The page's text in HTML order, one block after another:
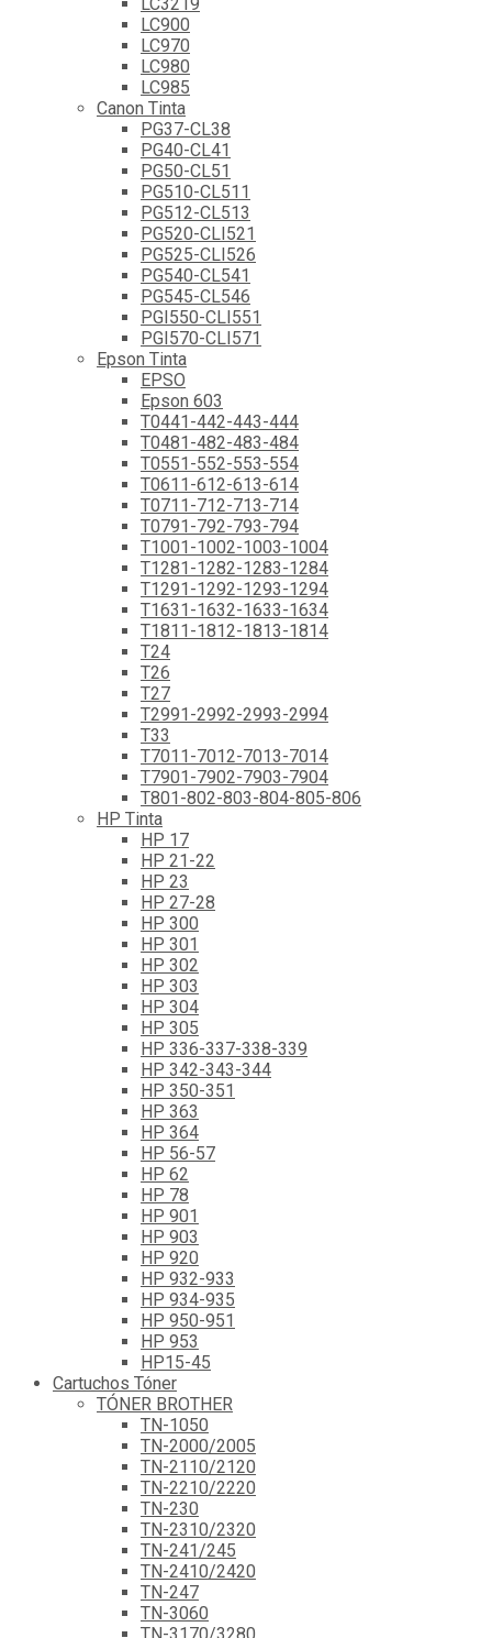
LC900
LC970
LC980
LC985
Canon Tinta
PG37-CL38
PG40-CL41
PG50-CL51
PG510-CL511
PG512-CL513
PG520-CLI521
PG525-CLI526
PG540-CL541
PG545-CL546
PGI550-CLI551
PGI570-CLI571
Epson Tinta
EPSO
Epson 603
T0441-442-443-444
T0481-482-483-484
T0551-552-553-554
T0611-612-613-614
T0711-712-713-714
T0791-792-793-794
T1001-1002-1003-1004
T1281-1282-1283-1284
T1291-1292-1293-1294
T1631-1632-1633-1634
T1811-1812-1813-1814
T24
T26
T27
T2991-2992-2993-2994
T33
T7011-7012-7013-7014
T7901-7902-7903-7904
T801-802-803-804-805-806
HP Tinta
HP 17
HP 21-22
HP 23
HP 27-28
HP 300
HP 301
HP 302
HP 303
HP 304
HP 305
HP 336-337-338-339
HP 342-343-344
HP 350-351
HP 363
HP 364
HP 56-57
HP 62
HP 78
HP 901
HP 903
HP 920
HP 932-933
HP 934-935
HP 950-951
HP 953
HP15-45
Cartuchos Tóner
TÓNER BROTHER
TN-1050
TN-2000/2005
TN-2110/2120
TN-2210/2220
TN-230
TN-2310/2320
TN-241/245
TN-2410/2420
TN-247
TN-3060